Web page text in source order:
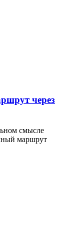
через
смысле
маршрут